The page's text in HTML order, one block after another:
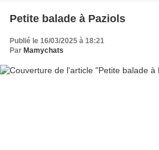
Petite balade à Paziols
Publié le 16/03/2025 à 18:21
Par Mamychats